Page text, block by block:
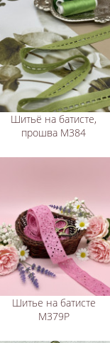
Шитьё на батисте,
прошва М384
Шитье на батисте
М379Р